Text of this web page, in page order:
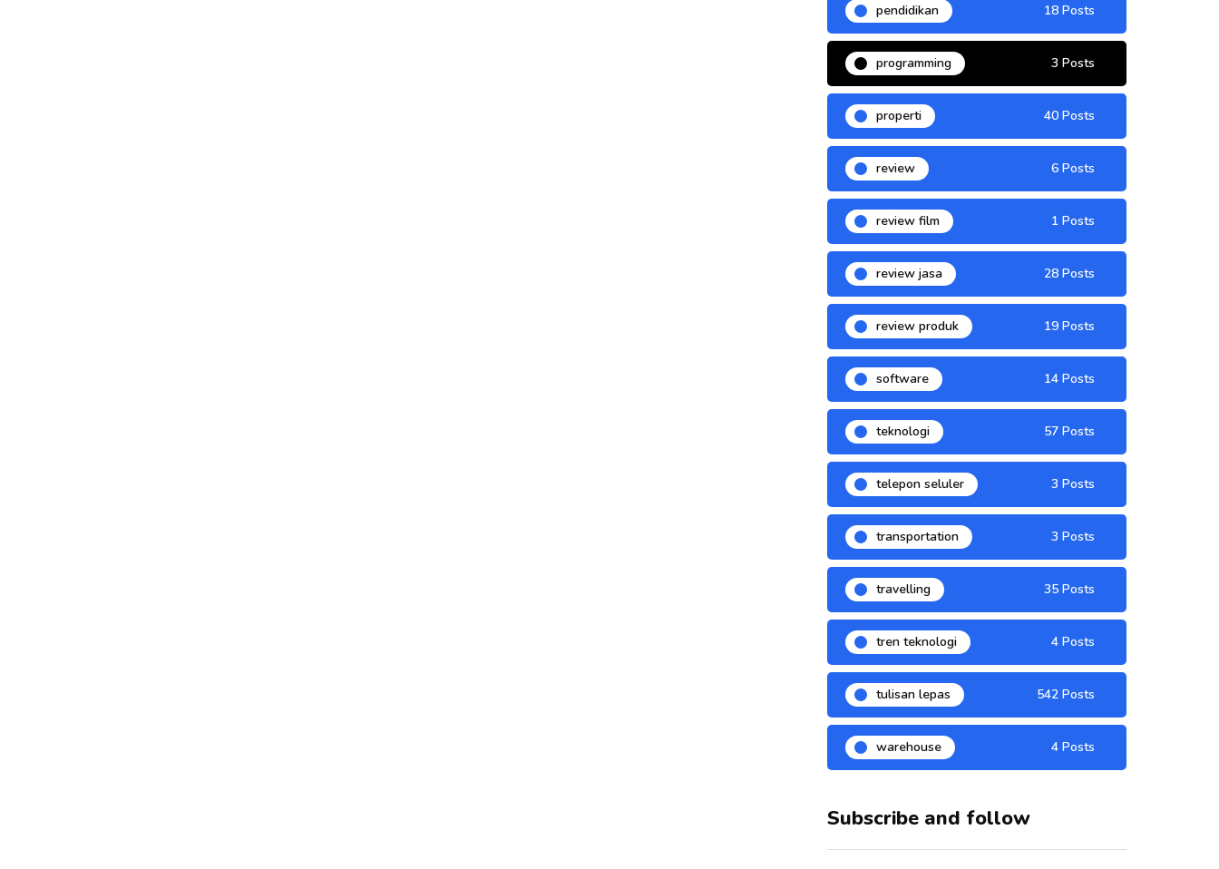
pendidikan 18 Posts
programming 3 Posts
properti 40 Posts
review 6 Posts
review film 1 Posts
review jasa 28 Posts
review produk 19 Posts
software 14 Posts
teknologi 57 Posts
telepon seluler 3 Posts
transportation 3 Posts
travelling 35 Posts
tren teknologi 4 Posts
tulisan lepas 542 Posts
warehouse 4 Posts
Subscribe and follow